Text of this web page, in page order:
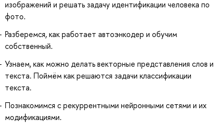
изображений и решать задачу идентификации человека по
фото.
Разберемся, как работает автоэнкодер и обучим
собственный.
Узнаем, как можно делать векторные представления слов и
текста. Поймём как решаются задачи классификации
текста.
Познакомимся с рекуррентными нейронными сетями и их
модификациями.